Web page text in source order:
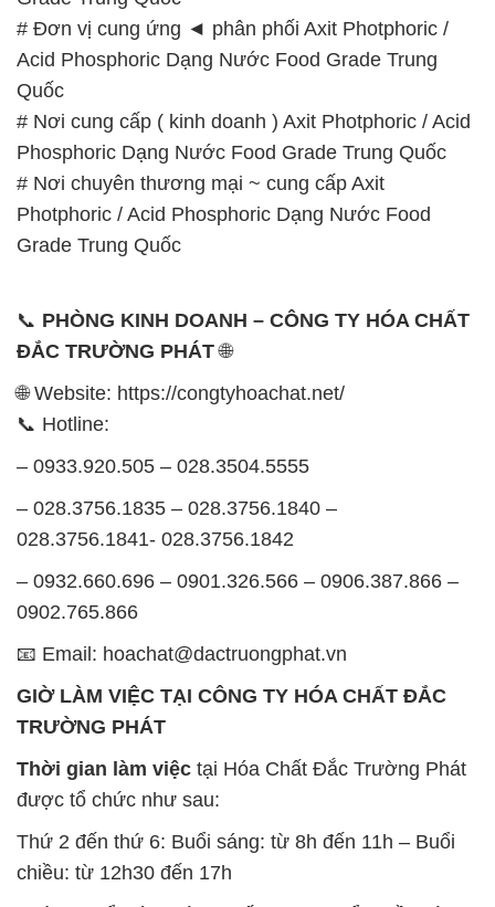
📞PHÒNG KINH DOANH – CÔNG TY HÓA CHẤT
ĐẮC TRƯỜNG PHÁT
🌐 Website: https://congtyhoachat.net/
📞 Hotline:
– 0933.920.505 – 028.3504.5555
– 028.3756.1835 – 028.3756.1840 –
– 0932.660.696 – 0901.326.566 – 0906.387.866 –
0902.765.866
📧 Email: hoachat@dactruongphat.vn
GIỜ LÀM VIỆC TẠI CÔNG TY HÓA CHẤT ĐẮC
TRƯỜNG PHÁT
Thời gian làm việctại Hóa Chất Đắc Trường Phát
được tổ chức như sau:
Thứ 2 đến thứ 6: Buổi sáng: từ 8h đến 11h – Buổi
chiều: từ 12h30 đến 17h
Thứ 7: Buổi sáng: từ 8h đến 11h – Buổi chiều: từ
Chủ nhật: Nghỉ chủ nhật hàng tuần
Chúng tôi rất trân trọng thời gian và cam kết tuân
thủ giờ làm việc để đảm bảo sự hỗ trợ tốt nhất cho
nhất của nhân viên.
BẢN ĐỒ MAP TẠI CÔNG TY HÓA CHẤT ĐẮC